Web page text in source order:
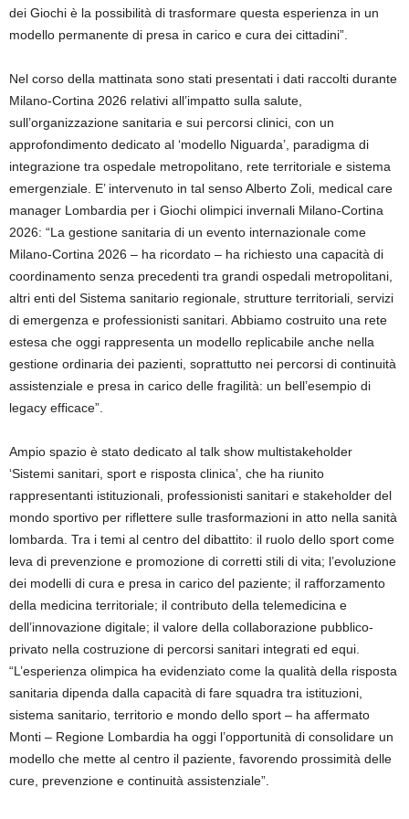
dei Giochi è la possibilità di trasformare questa esperienza in un
modello permanente di presa in carico e cura dei cittadini”.
Nel corso della mattinata sono stati presentati i dati raccolti durante
Milano-Cortina 2026 relativi all’impatto sulla salute,
sull’organizzazione sanitaria e sui percorsi clinici, con un
approfondimento dedicato al ‘modello Niguarda’, paradigma di
integrazione tra ospedale metropolitano, rete territoriale e sistema
emergenziale. E’ intervenuto in tal senso Alberto Zoli, medical care
manager Lombardia per i Giochi olimpici invernali Milano-Cortina
2026: “La gestione sanitaria di un evento internazionale come
Milano-Cortina 2026 – ha ricordato – ha richiesto una capacità di
coordinamento senza precedenti tra grandi ospedali metropolitani,
altri enti del Sistema sanitario regionale, strutture territoriali, servizi
di emergenza e professionisti sanitari. Abbiamo costruito una rete
estesa che oggi rappresenta un modello replicabile anche nella
gestione ordinaria dei pazienti, soprattutto nei percorsi di continuità
assistenziale e presa in carico delle fragilità: un bell’esempio di
legacy efficace”.
Ampio spazio è stato dedicato al talk show multistakeholder
‘Sistemi sanitari, sport e risposta clinica’, che ha riunito
rappresentanti istituzionali, professionisti sanitari e stakeholder del
mondo sportivo per riflettere sulle trasformazioni in atto nella sanità
lombarda. Tra i temi al centro del dibattito: il ruolo dello sport come
leva di prevenzione e promozione di corretti stili di vita; l’evoluzione
dei modelli di cura e presa in carico del paziente; il rafforzamento
della medicina territoriale; il contributo della telemedicina e
dell’innovazione digitale; il valore della collaborazione pubblico-
privato nella costruzione di percorsi sanitari integrati ed equi.
“L’esperienza olimpica ha evidenziato come la qualità della risposta
sanitaria dipenda dalla capacità di fare squadra tra istituzioni,
sistema sanitario, territorio e mondo dello sport – ha affermato
Monti – Regione Lombardia ha oggi l’opportunità di consolidare un
modello che mette al centro il paziente, favorendo prossimità delle
cure, prevenzione e continuità assistenziale”.